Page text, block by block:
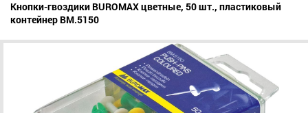
Кнопки-гвоздики BUROMAX цветные, 50 шт., пластиковый
контейнер BM.5150